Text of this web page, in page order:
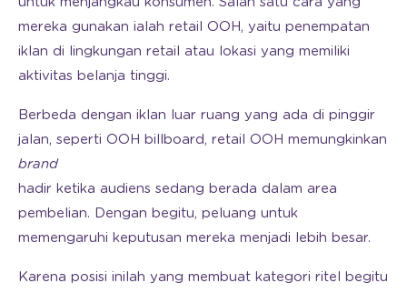
mereka gunakan ialah retail OOH, yaitu penempatan
iklan di lingkungan retail atau lokasi yang memiliki
aktivitas belanja tinggi.
Berbeda dengan iklan luar ruang yang ada di pinggir
jalan, seperti OOH billboard, retail OOH memungkinkan
brand
hadir ketika audiens sedang berada dalam area
pembelian. Dengan begitu, peluang untuk
memengaruhi keputusan mereka menjadi lebih besar.
Karena posisi inilah yang membuat kategori ritel begitu